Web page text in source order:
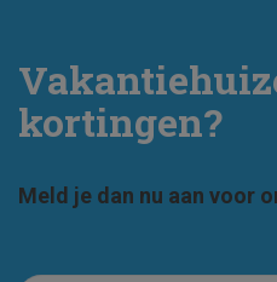
kortingen?
Meld je dan nu aan voor